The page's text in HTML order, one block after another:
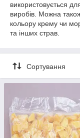
використовується
виробів. Можна
кольору крему чи
та інших страв.
Сортування